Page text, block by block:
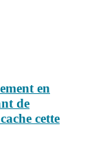
en
de
cette